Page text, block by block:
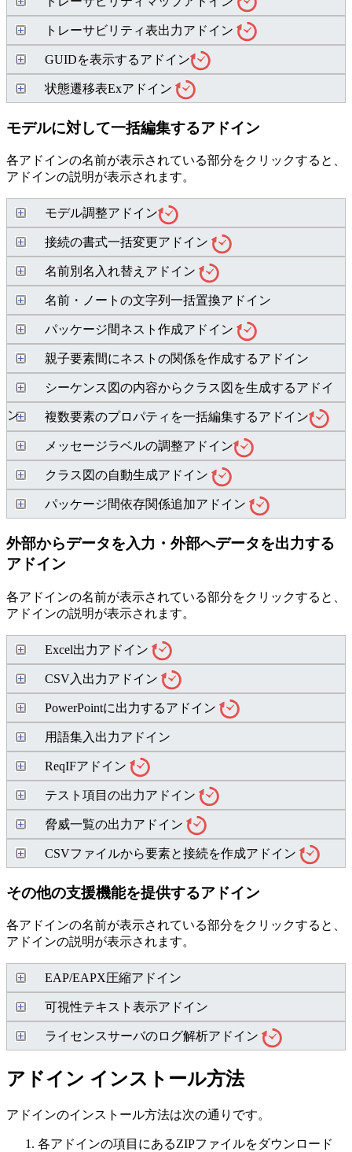
トレーサビリティ表出力アドイン
GUIDを表示するアドイン
状態遷移表Exアドイン
モデルに対して一括編集するアドイン
各アドインの名前が表示されている部分をクリックすると、
アドインの説明が表示されます。
モデル調整アドイン
接続の書式一括変更アドイン
名前別名入れ替えアドイン
名前・ノートの文字列一括置換アドイン
パッケージ間ネスト作成アドイン
親子要素間にネストの関係を作成するアドイン
シーケンス図の内容からクラス図を生成するアドイ
ン 複数要素のプロパティを一括編集するアドイン
メッセージラベルの調整アドイン
クラス図の自動生成アドイン
パッケージ間依存関係追加アドイン
外部からデータを入力・外部へデータを出力する
アドイン
各アドインの名前が表示されている部分をクリックすると、
アドインの説明が表示されます。
Excel出力アドイン
CSV入出力アドイン
PowerPointに出力するアドイン
用語集入出力アドイン
ReqIFアドイン
テスト項目の出力アドイン
脅威一覧の出力アドイン
CSVファイルから要素と接続を作成アドイン
その他の支援機能を提供するアドイン
各アドインの名前が表示されている部分をクリックすると、
アドインの説明が表示されます。
EAP/EAPX圧縮アドイン
可視性テキスト表示アドイン
ライセンスサーバのログ解析アドイン
アドイン インストール方法
アドインのインストール方法は次の通りです。
各アドインの項目にあるZIPファイルをダウンロード